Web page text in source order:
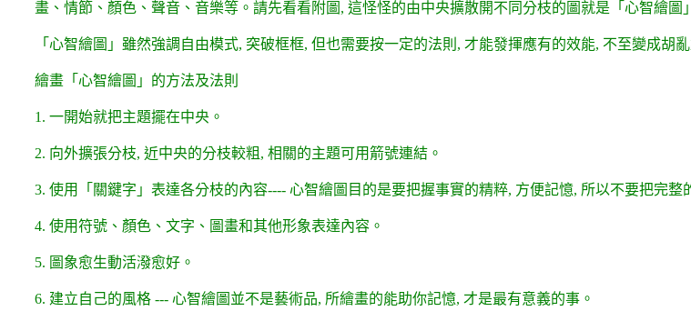
畫、情節、顏色、聲音、音樂等。請先看看附圖, 這怪怪的由中央擴散開不同分枝的圖就是「心智繪圖
「心智繪圖」雖然強調自由模式, 突破框框, 但也需要按一定的法則, 才能發揮應有的效能, 不至變成胡亂
繪畫「心智繪圖」的方法及法則
1. 一開始就把主題擺在中央。
2. 向外擴張分枝, 近中央的分枝較粗, 相關的主題可用箭號連結。
3. 使用「關鍵字」表達各分枝的內容---- 心智繪圖目的是要把握事實的精粹, 方便記憶, 所以不要把完整
4. 使用符號、顏色、文字、圖畫和其他形象表達內容。
5. 圖象愈生動活潑愈好。
6. 建立自己的風格 --- 心智繪圖並不是藝術品, 所繪畫的能助你記憶, 才是最有意義的事。